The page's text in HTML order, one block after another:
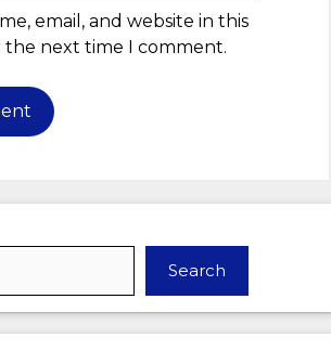
email, and website in this
the next time I comment.
Search